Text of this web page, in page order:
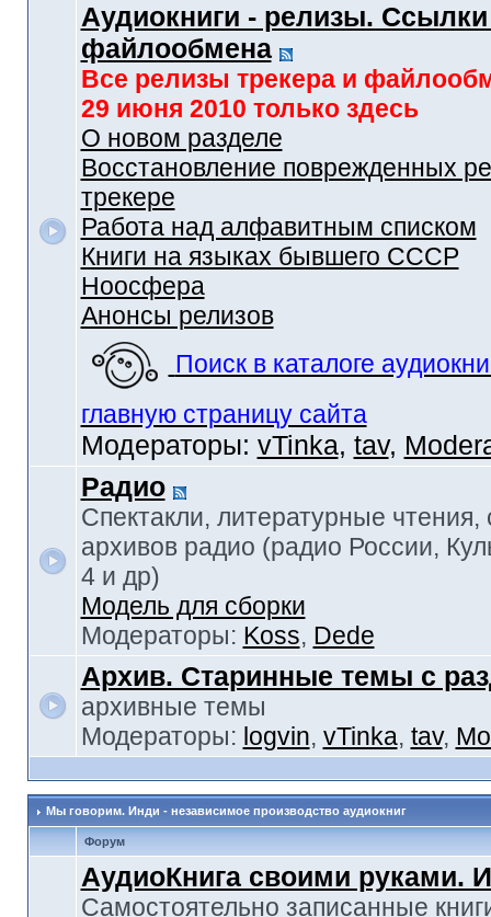
Аудиокниги - релизы. Ссылки
файлообмена
Все релизы трекера и
29 июня 2010 только здесь
О новом разделе
Восстановление поврежденных
трекере
Работа над алфавитным списком
Книги на языках бывшего СССР
Ноосфера
Анонсы релизов
Поиск в каталоге
главную страницу сайта
Модераторы: vTinka, tav,
Радио
Спектакли, литературные
архивов радио (радио России,
4 и др)
Модель для сборки
Модераторы: Koss, Dede
Архив. Старинные темы с
архивные темы
Модераторы: logvin, vTinka, tav,
Мы говорим. Инди - независимое производство аудиокниг
Форум
АудиоКнига своими руками.
Самостоятельно записанные